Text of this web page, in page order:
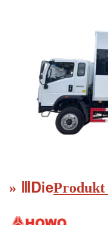
» DieProdukt